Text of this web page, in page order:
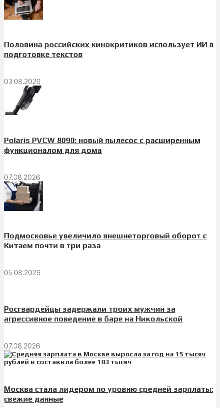
Половина российских кинокритиков использует ИИ в
подготовке текстов
03.08.2026
Polaris PVCW 8090: новый пылесос с расширенным
функционалом для дома
07.08.2026
Подмосковье увеличило внешнеторговый оборот с
Китаем почти в три раза
05.08.2026
Росгвардейцы задержали троих мужчин за
агрессивное поведение в баре на Никольской
07.08.2026
Москва стала лидером по уровню средней зарплаты:
свежие данные